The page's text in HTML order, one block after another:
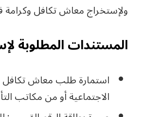
ولإستخراج معاش تكافل وكرامة
المستندات المطلوبة
استمارة طلب معاش تكافل
الاجتماعية أو من مكاتب